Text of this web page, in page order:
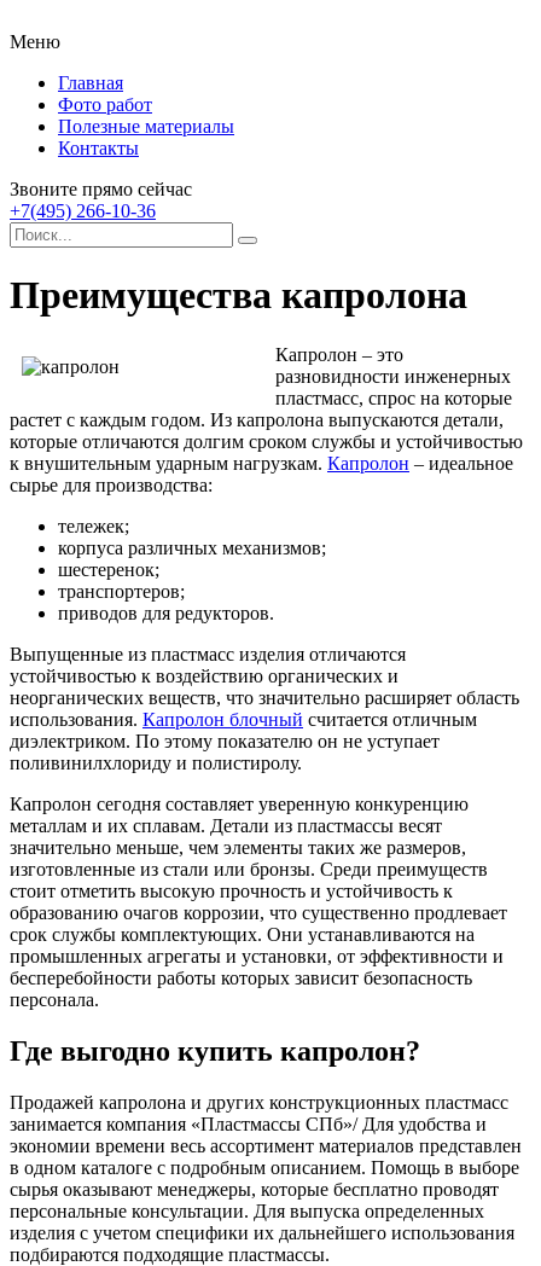
Меню
Главная
Фото работ
Полезные материалы
Контакты
Звоните прямо сейчас
+7(495) 266-10-36
Преимущества капролона
Капролон – это
разновидности инженерных
пластмасс, спрос на которые
растет с каждым годом. Из капролона выпускаются детали,
которые отличаются долгим сроком службы и устойчивостью
к внушительным ударным нагрузкам. Капролон – идеальное
сырье для производства:
тележек;
корпуса различных механизмов;
шестеренок;
транспортеров;
приводов для редукторов.
Выпущенные из пластмасс изделия отличаются
устойчивостью к воздействию органических и
неорганических веществ, что значительно расширяет область
использования. Капролон блочный считается отличным
диэлектриком. По этому показателю он не уступает
поливинилхлориду и полистиролу.
Капролон сегодня составляет уверенную конкуренцию
металлам и их сплавам. Детали из пластмассы весят
значительно меньше, чем элементы таких же размеров,
изготовленные из стали или бронзы. Среди преимуществ
стоит отметить высокую прочность и устойчивость к
образованию очагов коррозии, что существенно продлевает
срок службы комплектующих. Они устанавливаются на
промышленных агрегаты и установки, от эффективности и
бесперебойности работы которых зависит безопасность
персонала.
Где выгодно купить капролон?
Продажей капролона и других конструкционных пластмасс
занимается компания «Пластмассы СПб»/ Для удобства и
экономии времени весь ассортимент материалов представлен
в одном каталоге с подробным описанием. Помощь в выборе
сырья оказывают менеджеры, которые бесплатно проводят
персональные консультации. Для выпуска определенных
изделия с учетом специфики их дальнейшего использования
подбираются подходящие пластмассы.